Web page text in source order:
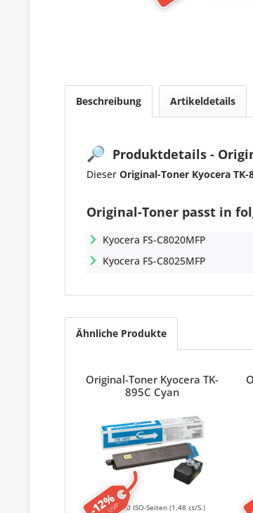
Beschreibung Artikeldetails
🔎 Produktdetails -
Dieser Original-Toner Kyocera TK-
Original-Toner passt in
Kyocera FS-C8020MFP
Kyocera FS-C8025MFP
Ähnliche Produkte
-12%
Original-Toner Kyocera TK-
895C Cyan
6000 ISO-Seiten(1,48 ct/S.)